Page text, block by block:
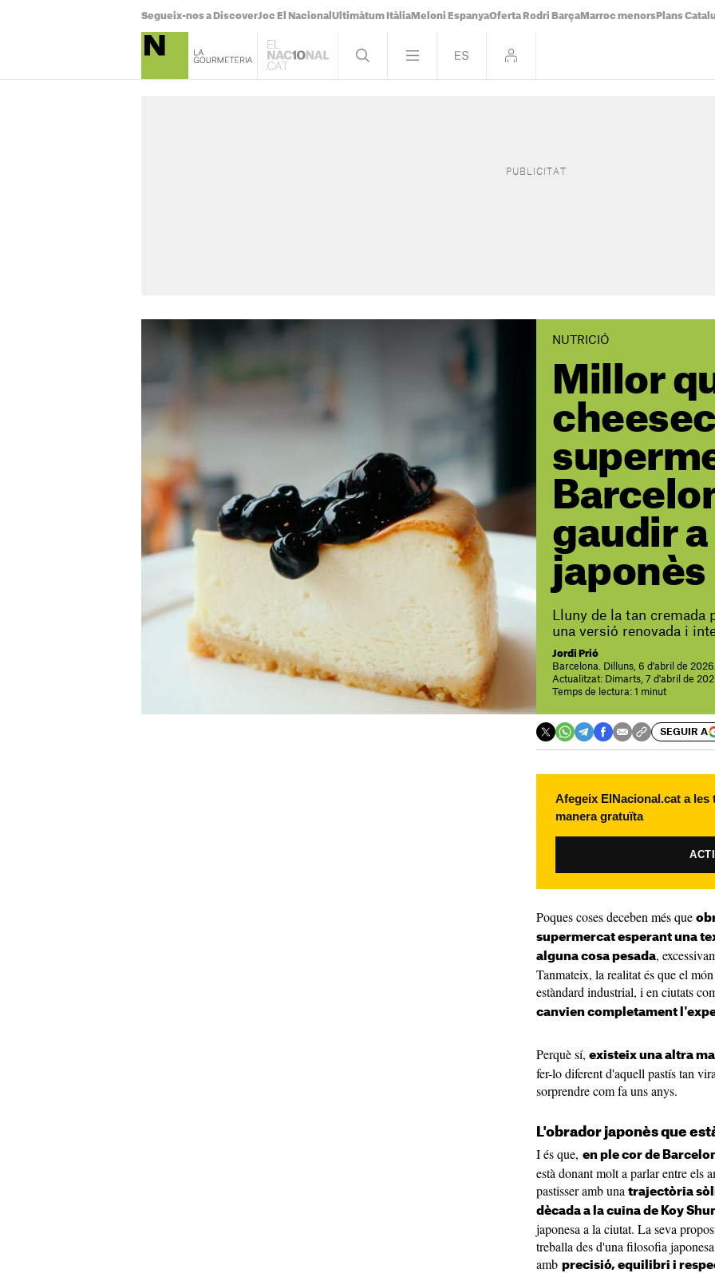
Segueix-nos a DiscoverJoc El Nacional Ultimàtum Itàlia Meloni EspanyaOferta Rodri Barça Marroc menors Plans
NUTRICIÓ
Millor
gaudir a
japonès
Lluny de la tan cremada
una versió renovada i
Jordi Prió
Barcelona. Dilluns, 6 d'abril de
Actualitzat: Dimarts, 7 d'abril de
Temps de lectura: 1 minut
SEGUIR A
Afegeix ElNacional.cat a
manera gratuïta
Poques coses deceben més que
supermercat esperant una
alguna cosa pesada,
Tanmateix, la realitat és que el
estàndard industrial, i en ciutats
canvien completament
Perquè sí, existeix una altra
fer-lo diferent d'aquell pastís tan
sorprendre com fa uns anys.
L'obrador japonès que
I és que, en ple cor de
està donant molt a parlar entre els
pastisser amb una trajectòria
dècada a la cuina de Koy
japonesa a la ciutat. La seva
treballa des d'una filosofia
amb precisió, equilibri i